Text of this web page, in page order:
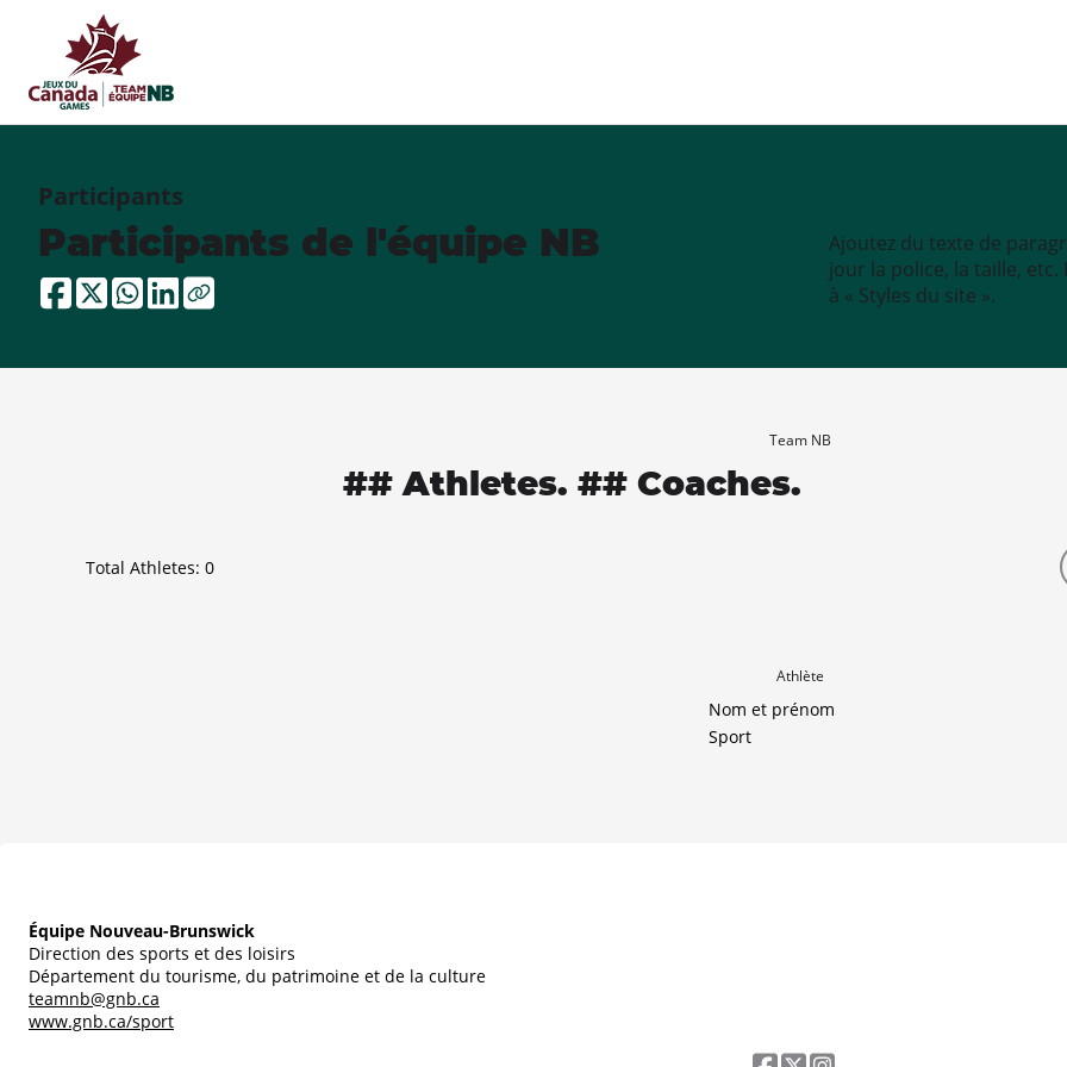
Participants
Participants de l'équipe NB
Ajoutez du texte de
jour la police, la taille,
à « Styles du site ».
Team NB
## Athletes. ## Coaches.
Total Athletes: 0
Athlète
Nom et prénom
Sport
Équipe Nouveau-Brunswick
Direction des sports et des loisirs
Département du tourisme, du patrimoine et de la culture
teamnb@gnb.ca
www.gnb.ca/sport